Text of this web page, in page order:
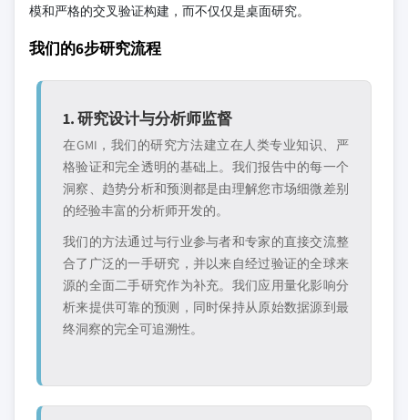
模和严格的交叉验证构建，而不仅仅是桌面研究。
我们的6步研究流程
1. 研究设计与分析师监督
在GMI，我们的研究方法建立在人类专业知识、严
格验证和完全透明的基础上。我们报告中的每一个
洞察、趋势分析和预测都是由理解您市场细微差别
的经验丰富的分析师开发的。
我们的方法通过与行业参与者和专家的直接交流整
合了广泛的一手研究，并以来自经过验证的全球来
源的全面二手研究作为补充。我们应用量化影响分
析来提供可靠的预测，同时保持从原始数据源到最
终洞察的完全可追溯性。